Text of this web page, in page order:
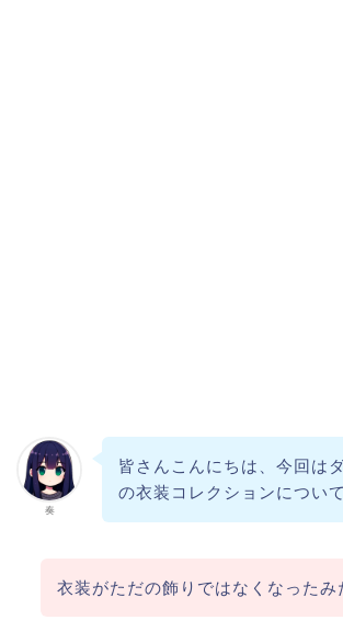
奏
皆さんこんにちは、今回は
の衣装コレクションについ
衣装がただの飾りではなくなったみ